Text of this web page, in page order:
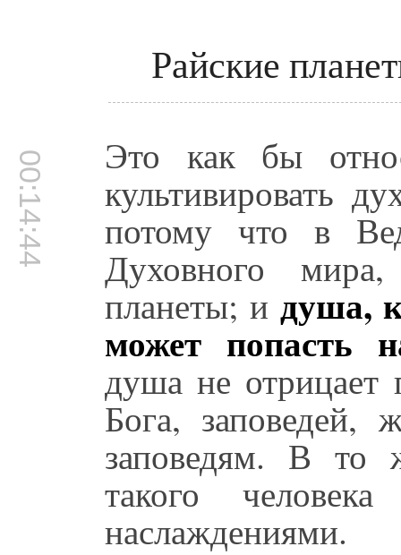
Райские
00:14:44 Это как бы
культивировать
потому что в
Духовного
планеты; и душа,
может попасть
душа не отрицает
Бога, заповедей,
заповедям. В то
такого
наслаждениями.